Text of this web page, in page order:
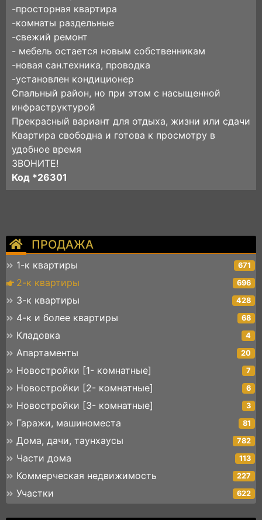
ПРОДАЖА
1-к квартиры 671
2-к квартиры 696
3-к квартиры 428
4-к и более квартиры 68
Кладовка 4
Апартаменты 20
Новостройки [1- комнатные] 7
Новостройки [2- комнатные] 6
Новостройки [3- комнатные] 3
Гаражи, машиноместа 81
Дома, дачи, таунхаусы 782
Части дома 113
Коммерческая недвижимость 227
Участки 622
-просторная квартира
-комнаты раздельные
-свежий ремонт
- мебель остается новым собственникам
-новая сан.техника, проводка
-установлен кондиционер
Спальный район, но при этом с насыщенной
инфраструктурой
Прекрасный вариант для отдыха, жизни или сдачи
Квартира свободна и готова к просмотру в
удобное время
ЗВОНИТЕ!
Код *26301